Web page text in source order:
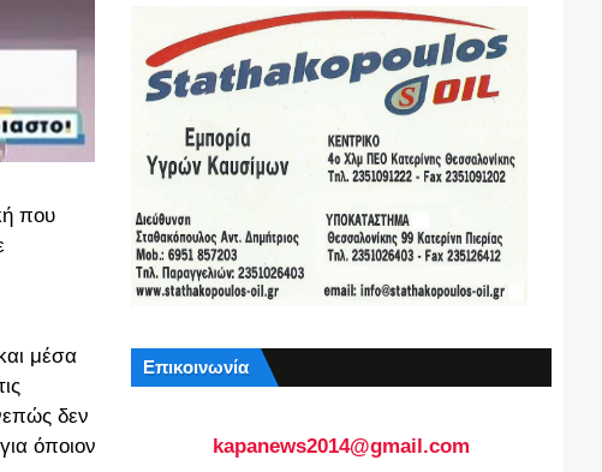
που
μέσα
δεν
όποιον
Επικοινωνία
kapanews2014@gmail.com